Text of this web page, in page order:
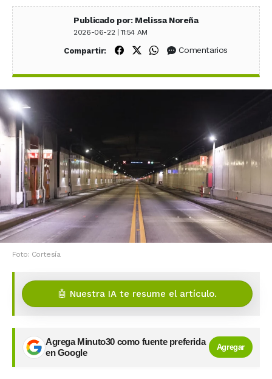
Publicado por: Melissa Noreña
2026-06-22 | 11:54 AM
Compartir: Compartir en Facebook
Compartir en X (Twitter)
Compartir en WhatsApp
Comentarios
Foto: Cortesía
🤖 Nuestra IA te resume el artículo.
Agrega Minuto30 como fuente preferida
en Google
Agregar